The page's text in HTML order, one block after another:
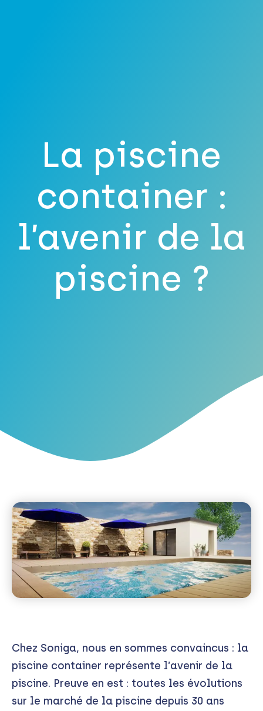
La piscine
container :
l’avenir de la
piscine ?
Chez Soniga, nous en sommes convaincus : la
piscine container représente l’avenir de la
piscine. Preuve en est : toutes les évolutions
sur le marché de la piscine depuis 30 ans